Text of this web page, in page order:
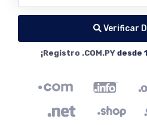
Verificar
¡Registro .COM.PY desde